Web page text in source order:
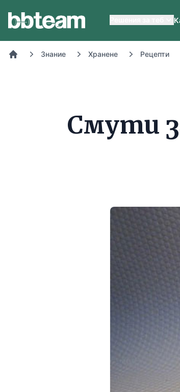
Знание Хранене Рецепти
Смути